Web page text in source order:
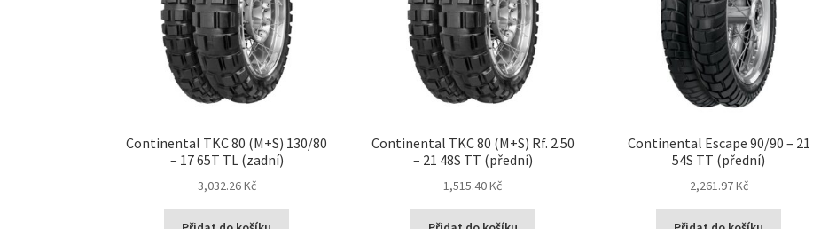
Continental TKC 80 (M+S) 130/80
– 17 65T TL (zadní)
3,032.26 Kč
Continental TKC 80 (M+S) Rf. 2.50
– 21 48S TT (přední)
1,515.40 Kč
Continental Escape 90/90 – 21
54S TT (přední)
2,261.97 Kč